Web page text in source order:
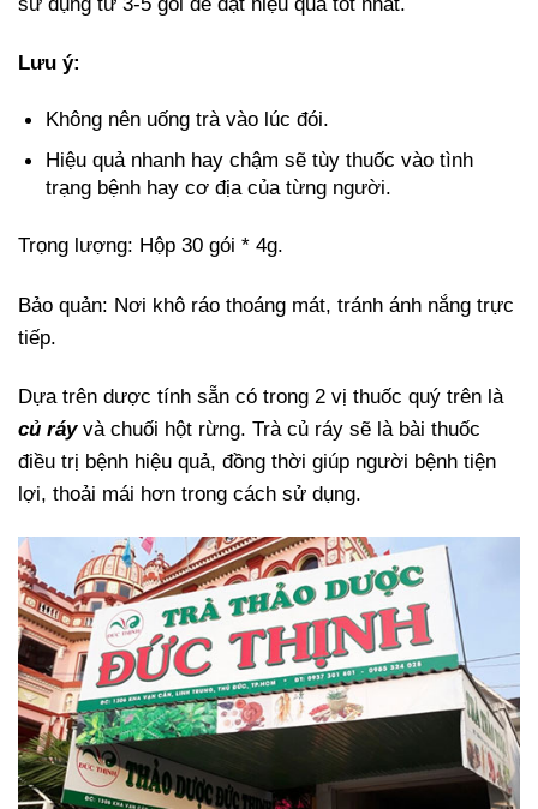
Lưu ý:
Không nên uống trà vào lúc đói.
Hiệu quả nhanh hay chậm sẽ tùy thuốc vào tình
trạng bệnh hay cơ địa của từng người.
Trọng lượng: Hộp 30 gói * 4g.
Bảo quản: Nơi khô ráo thoáng mát, tránh ánh nắng trực
tiếp.
Dựa trên dược tính sẵn có trong 2 vị thuốc quý trên là
củ ráyvà chuối hột rừng. Trà củ ráy sẽ là bài thuốc
điều trị bệnh hiệu quả, đồng thời giúp người bệnh tiện
lợi, thoải mái hơn trong cách sử dụng.